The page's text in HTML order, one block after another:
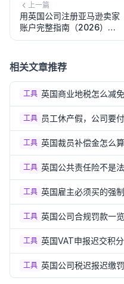
上一篇
用英国公司注册亚马逊卖家
账户完整指南（2026）：
开店流程、VAT要求与
相关文章推荐
工具 英国商业地税怎么减
下直接零税（2026）
工具 员工休产假，公司要
薪+52周产假规则（
工具 英国裁员补偿金怎么
£22,530（2026）
工具 英国公共责任险不是
可能签不到客户合同
工具 英国雇主必须买的强
£2,500（2026）
工具 英国公司合规罚款一
易让你多花几千镑？
工具 英国VAT申报迟交积
数直接罚£200（
工具 英国公司税迟报迟缴
起新罚款标准翻倍（